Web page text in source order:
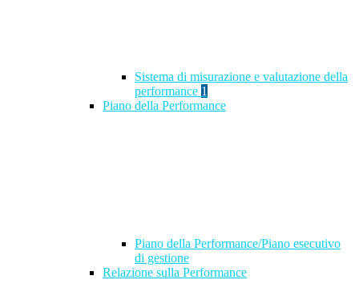
Sistema di misurazione e valutazione della
performance 1
Piano della Performance
Piano della Performance/Piano esecutivo
di gestione
Relazione sulla Performance